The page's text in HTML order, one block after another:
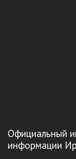
Официальный
информации